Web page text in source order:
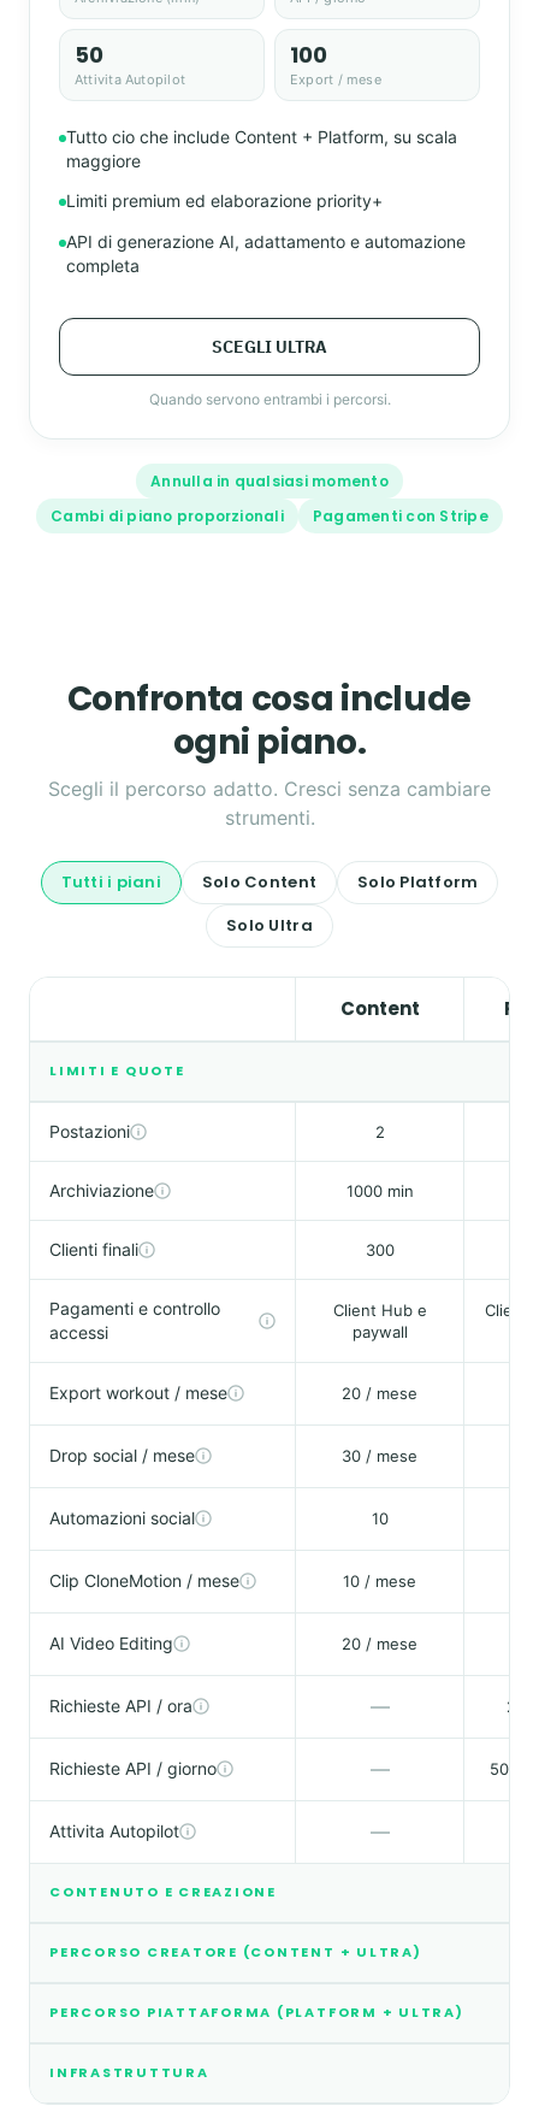
50
Attivita Autopilot
100
Export / mese
Tutto cio che include Content + Platform, su scala
maggiore
Limiti premium ed elaborazione priority+
API di generazione AI, adattamento e automazione
completa
SCEGLI ULTRA
Quando servono entrambi i percorsi.
Annulla in qualsiasi momento
Cambi di piano proporzionali
Pagamenti con Stripe
Confronta cosa include
ogni piano.
Scegli il percorso adatto. Cresci senza cambiare
strumenti.
Tutti i piani Solo Content
Solo Platform
Solo Ultra
Content
LIMITI E QUOTE
Postazioni 2
Archiviazione 1000 min
Clienti finali 300
Pagamenti e controllo
accessi
Client Hub e
paywall
Client
Export workout / mese 20 / mese
Drop social / mese 30 / mese
Automazioni social 10
Clip CloneMotion / mese 10 / mese
AI Video Editing 20 / mese
Richieste API / ora —
Richieste API / giorno —
Attivita Autopilot —
CONTENUTO E CREAZIONE
PERCORSO CREATORE (CONTENT + ULTRA)
PERCORSO PIATTAFORMA (PLATFORM + ULTRA)
INFRASTRUTTURA